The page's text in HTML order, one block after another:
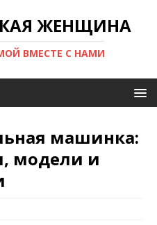
ЖЕНЩИНА
ВМЕСТЕ С НАМИ
машинка:
модели и